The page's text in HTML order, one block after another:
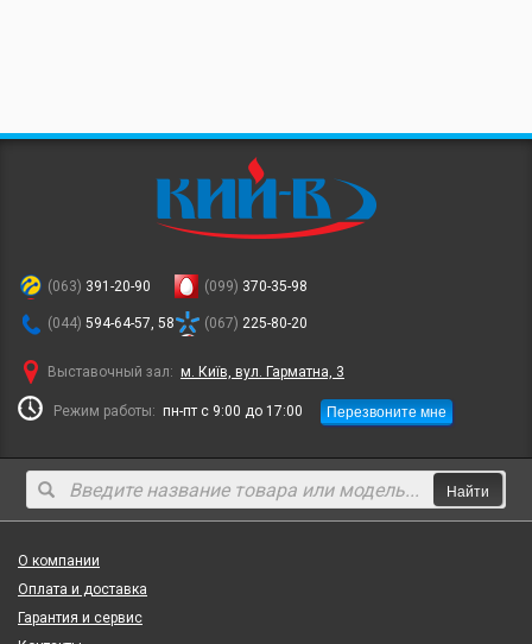
(063) 391-20-90
(044) 594-64-57, 58
(099) 370-35-98
(067) 225-80-20
Выставочный зал: м. Київ, вул. Гарматна, 3
Режим работы: пн-пт с 9:00 до 17:00 Перезвоните мне
Найти
О компании
Оплата и доставка
Гарантия и сервис